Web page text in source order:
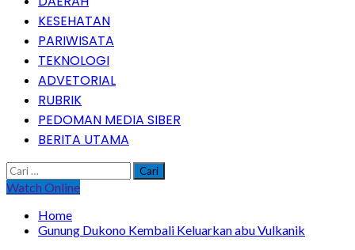
KESEHATAN
PARIWISATA
TEKNOLOGI
ADVETORIAL
RUBRIK
PEDOMAN MEDIA SIBER
BERITA UTAMA
Cari
untuk:
Watch Online
Home
Gunung Dukono Kembali Keluarkan abu Vulkanik